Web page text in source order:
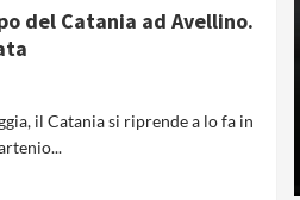
del Catania ad Avellino.
il Catania si riprende a lo fa in